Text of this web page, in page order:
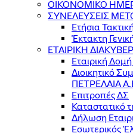
ΟΙΚΟΝΟΜΙΚΟ
ΣΥΝΕΛΕΥΣΕΙΣ
Ετήσια
Έκτακτη
ΕΤΑΙΡΙΚΗ
Εταιρική
Διοικητικό
ΠΕΤΡΕΛΑΙΑ
Επιτροπές ΔΣ
Καταστατικό
Δήλωση
Εσωτερικός